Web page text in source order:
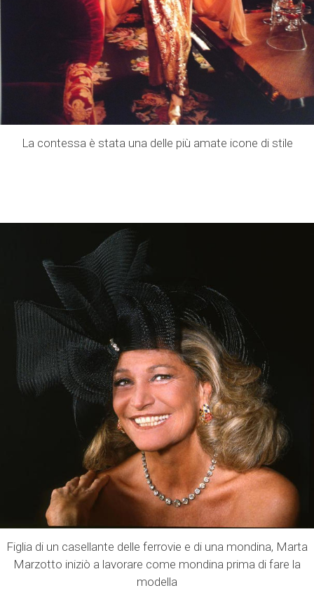
La contessa è stata una delle più amate icone di stile
Figlia di un casellante delle ferrovie e di una mondina, Marta
Marzotto iniziò a lavorare come mondina prima di fare la
modella